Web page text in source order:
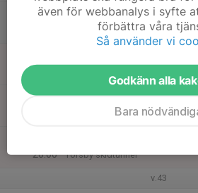
15:00
Torsbyläger
Torsby skidtunnel
Sön
13:00
Torsbyläger
Torsby skidtunnel
20:00
Torsby skidtunnel
v.43
även för webbanalys i syfte
förbättra våra
Så använder vi
Godkänn alla
Bara